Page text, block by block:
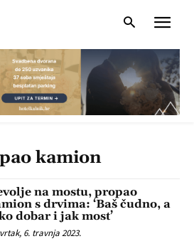
kamion
na mostu, propao
s drvima: ‘Baš čudno, a
dobar i jak most’
6. travnja 2023.